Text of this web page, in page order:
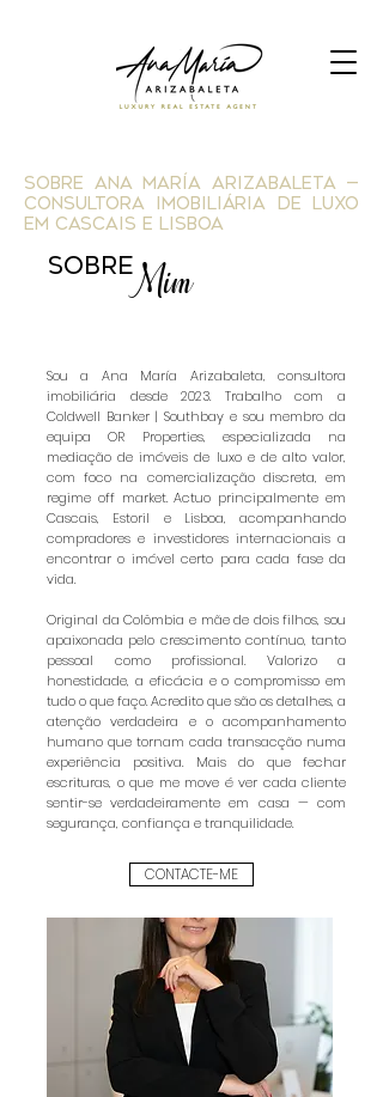
Sobre Ana María Arizabaleta —
Consultora Imobiliária de Luxo
em Cascais e Lisboa
SOBREMim
Sou a Ana María Arizabaleta, consultora
imobiliária desde 2023. Trabalho com a
Coldwell Banker | Southbay e sou membro da
equipa OR Properties, especializada na
mediação de imóveis de luxo e de alto valor,
com foco na comercialização discreta, em
regime off market. Actuo principalmente em
Cascais, Estoril e Lisboa, acompanhando
compradores e investidores internacionais a
encontrar o imóvel certo para cada fase da
vida.
Original da Colômbia e mãe de dois filhos, sou
apaixonada pelo crescimento contínuo, tanto
pessoal como profissional. Valorizo a
honestidade, a eficácia e o compromisso em
tudo o que faço. Acredito que são os detalhes, a
atenção verdadeira e o acompanhamento
humano que tornam cada transacção numa
experiência positiva. Mais do que fechar
escrituras, o que me move é ver cada cliente
sentir-se verdadeiramente em casa — com
segurança, confiança e tranquilidade.
CONTACTE-ME